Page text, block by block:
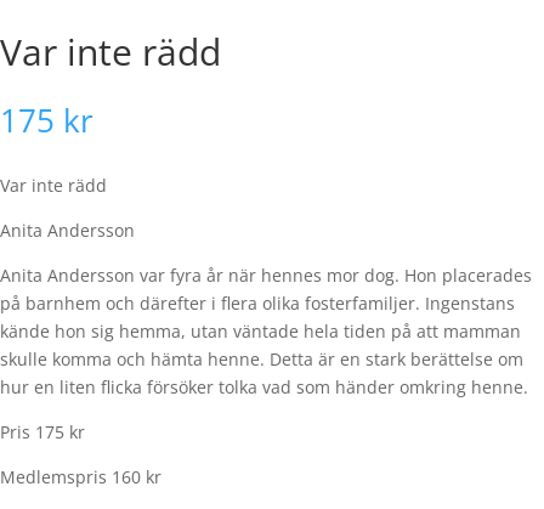
Var inte rädd
175 kr
Var inte rädd
Anita Andersson
Anita Andersson var fyra år när hennes mor dog. Hon placerades
på barnhem och därefter i flera olika fosterfamiljer. Ingenstans
kände hon sig hemma, utan väntade hela tiden på att mamman
skulle komma och hämta henne. Detta är en stark berättelse om
hur en liten flicka försöker tolka vad som händer omkring henne.
Pris 175 kr
Medlemspris 160 kr